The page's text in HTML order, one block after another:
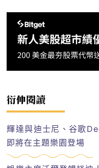
衍伸閱讀
輝達與迪士尼、谷歌
即將在主題樂園登場